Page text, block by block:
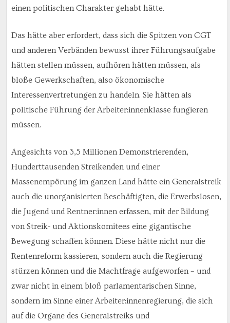
einen politischen Charakter gehabt hätte.
Das hätte aber erfordert, dass sich die Spitzen von CGT
und anderen Verbänden bewusst ihrer Führungsaufgabe
hätten stellen müssen, aufhören hätten müssen, als
bloße Gewerkschaften, also ökonomische
Interessenvertretungen zu handeln. Sie hätten als
politische Führung der Arbeiter:innenklasse fungieren
müssen.
Angesichts von 3,5 Millionen Demonstrierenden,
Hunderttausenden Streikenden und einer
Massenempörung im ganzen Land hätte ein Generalstreik
auch die unorganisierten Beschäftigten, die Erwerbslosen,
die Jugend und Rentner:innen erfassen, mit der Bildung
von Streik- und Aktionskomitees eine gigantische
Bewegung schaffen können. Diese hätte nicht nur die
Rentenreform kassieren, sondern auch die Regierung
stürzen können und die Machtfrage aufgeworfen – und
zwar nicht in einem bloß parlamentarischen Sinne,
sondern im Sinne einer Arbeiter:innenregierung, die sich
auf die Organe des Generalstreiks und